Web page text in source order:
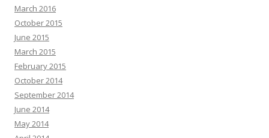
March 2016
October 2015
June 2015
March 2015
February 2015
October 2014
September 2014
June 2014
May 2014